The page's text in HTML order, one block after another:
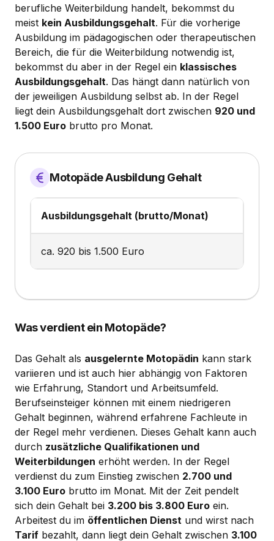
berufliche Weiterbildung handelt, bekommst du
meist kein Ausbildungsgehalt. Für die vorherige
Ausbildung im pädagogischen oder therapeutischen
Bereich, die für die Weiterbildung notwendig ist,
bekommst du aber in der Regel ein klassisches
Ausbildungsgehalt. Das hängt dann natürlich von
der jeweiligen Ausbildung selbst ab. In der Regel
liegt dein Ausbildungsgehalt dort zwischen 920 und
1.500 Euro brutto pro Monat.
Motopäde Ausbildung Gehalt
Ausbildungsgehalt (brutto/Monat)
ca. 920 bis 1.500 Euro
Was verdient ein Motopäde?
Das Gehalt als ausgelernte Motopädin kann stark
variieren und ist auch hier abhängig von Faktoren
wie Erfahrung, Standort und Arbeitsumfeld.
Berufseinsteiger können mit einem niedrigeren
Gehalt beginnen, während erfahrene Fachleute in
der Regel mehr verdienen. Dieses Gehalt kann auch
durch zusätzliche Qualifikationen und
Weiterbildungen erhöht werden. In der Regel
verdienst du zum Einstieg zwischen 2.700 und
3.100 Euro brutto im Monat. Mit der Zeit pendelt
sich dein Gehalt bei 3.200 bis 3.800 Euro ein.
Arbeitest du im öffentlichen Dienst und wirst nach
Tarif bezahlt, dann liegt dein Gehalt zwischen 3.100